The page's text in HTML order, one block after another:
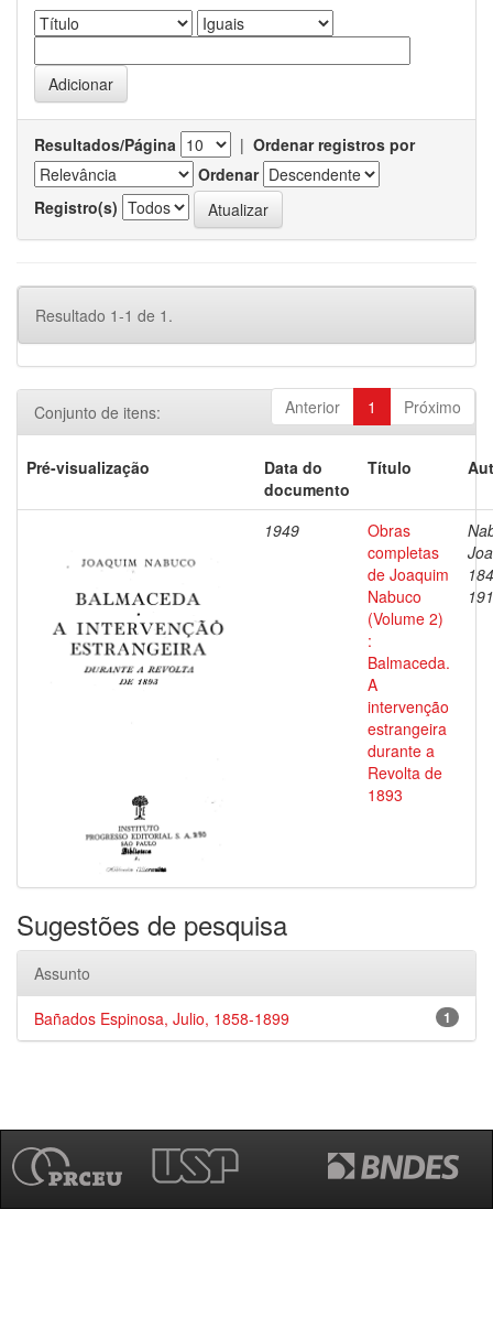
Resultados/Página | Ordenar registros por
Ordenar
Registro(s)
Resultado 1-1 de 1.
Anterior 1 Próximo
Conjunto de itens:
Pré-visualização
Data do
documento
Título
1949
Obras
completas
de Joaquim
Nabuco
(Volume 2)
:
Balmaceda.
A
intervenção
estrangeira
durante a
Revolta de
1893
Sugestões de pesquisa
Assunto
1
Bañados Espinosa, Julio, 1858-1899